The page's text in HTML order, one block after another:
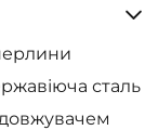
сталь